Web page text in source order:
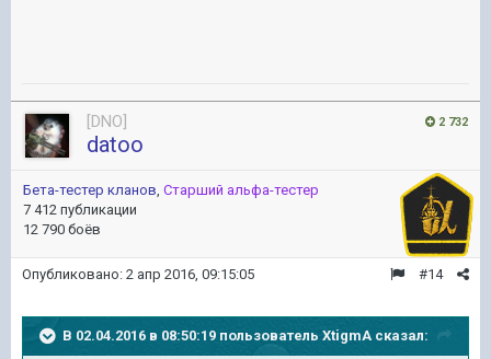
2 732
[DNO]
datoo
Бета-тестер кланов Старший альфа-тестер
7 412 публикации
12 790 боёв
#14
Опубликовано: 2 апр 2016, 09:15:05
В 02.04.2016 в 08:50:19 пользователь XtigmA сказал: